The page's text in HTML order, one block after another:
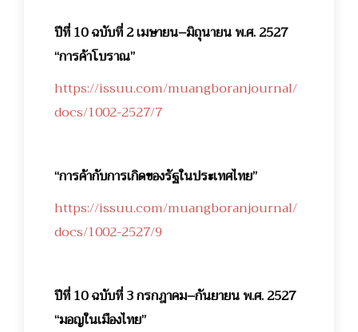
ปีที่ 10 ฉบับที่ 2 เมษายน–มิถุนายน พ.ศ. 2527
“การค้าโบราณ”
https://issuu.com/muangboranjournal/
docs/1002-2527/7
“การค้ากับการเกิดของรัฐในประเทศไทย”
https://issuu.com/muangboranjournal/
docs/1002-2527/9
ปีที่ 10 ฉบับที่ 3 กรกฎาคม–กันยายน พ.ศ. 2527
“มอญในเมืองไทย”